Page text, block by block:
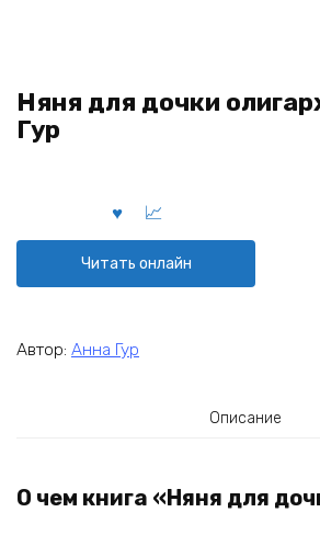
Няня для дочки
Гур
Читать онлайн
Автор: Анна Гур
Описание
О чем книга «Няня для